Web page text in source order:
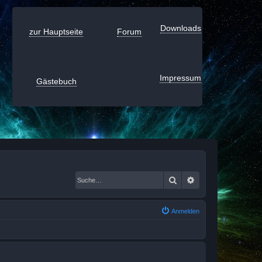
zur Hauptseite Forum Downloads
Gästebuch Impressum
Suche Erweiterte Suche
Anmelden